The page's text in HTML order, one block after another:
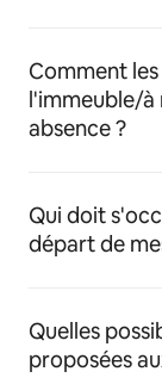
Comment
l'immeuble/à
absence ?
Qui doit
départ de
Quelles
proposées